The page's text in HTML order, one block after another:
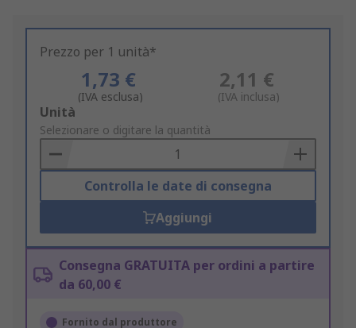
Prezzo per 1 unità*
1,73 €
(IVA esclusa)
2,11 €
(IVA inclusa)
Add
to
Basket
Unità
Selezionare o digitare la quantità
Controlla le date di consegna
Aggiungi
Consegna GRATUITA per ordini a partire
da 60,00 €
Fornito dal produttore